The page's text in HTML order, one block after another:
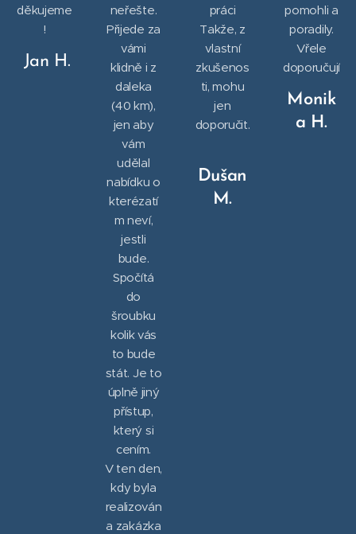
děkujeme
!
Jan H.
neřešte.
Přijede za
vámi
klidně i z
daleka
(40 km),
jen aby
vám
udělal
nabídku o
kterézatí
m neví,
jestli
bude.
Spočítá
do
šroubku
kolik vás
to bude
stát. Je to
úplně jiný
přístup,
který si
cením.
V ten den,
kdy byla
realizován
a zakázka
práci
Takže, z
vlastní
zkušenos
ti, mohu
jen
doporučit.
Dušan
M.
pomohli a
poradily.
Vřele
doporučují
Monik
a H.